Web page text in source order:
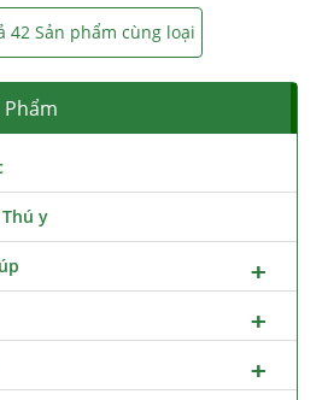
42 Sản phẩm cùng loại
y